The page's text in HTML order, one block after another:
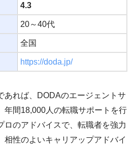
4.3
20～40代
全国
https://doda.jp/
あれば、DODAのエージェントサ
年間18,000人の転職サポートを行
ロのアドバイスで、転職者を強力
相性のよいキャリアップアドバイ